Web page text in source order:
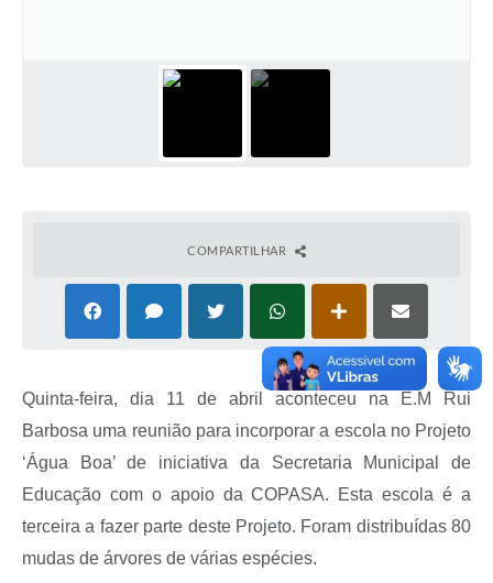
COMPARTILHAR
Quinta-feira, dia 11 de abril aconteceu na E.M Rui
Barbosa uma reunião para incorporar a escola no Projeto
‘Água Boa’ de iniciativa da Secretaria Municipal de
Educação com o apoio da COPASA. Esta escola é a
terceira a fazer parte deste Projeto. Foram distribuídas 80
mudas de árvores de várias espécies.